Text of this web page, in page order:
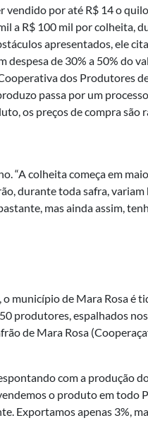
por até R$ 14 o
a R$ 100 mil por colheita,
apresentados, ele
despesa de 30% a 50% do
dos Produtores
passa por um
os preços de compra são
“A colheita começa em
durante toda safra,
mas ainda assim,
município de Mara Rosa é
produtores, espalhados
de Mara Rosa
com a produção
o produto em todo
Exportamos apenas 3%,